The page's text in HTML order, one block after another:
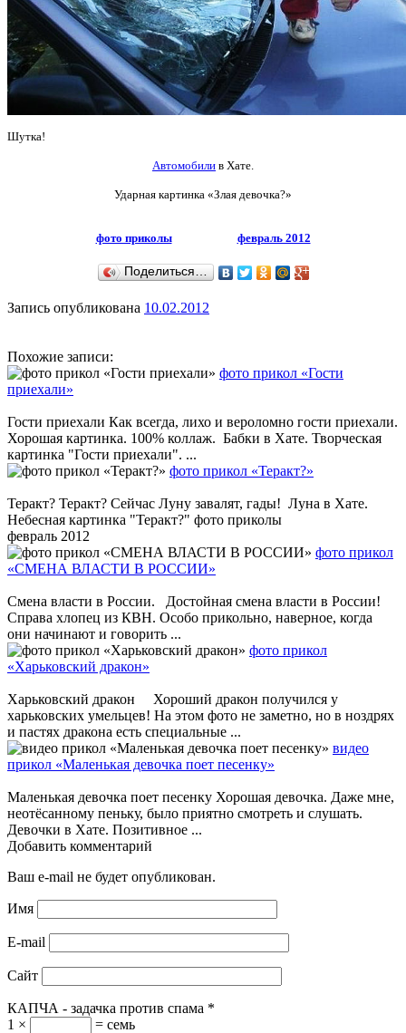
Шутка!
Автомобили в Хате.
Ударная картинка «Злая девочка?»
фото приколы февраль 2012
Поделиться…
Запись опубликована 10.02.2012
Похожие записи:
фото прикол «Гости
приехали»
Гости приехали Как всегда, лихо и вероломно гости приехали.
Хорошая картинка. 100% коллаж. Бабки в Хате. Творческая
картинка "Гости приехали". ...
фото прикол «Теракт?»
Теракт? Теракт? Сейчас Луну завалят, гады! Луна в Хате.
Небесная картинка "Теракт?" фото приколы
февраль 2012
фото прикол
«СМЕНА ВЛАСТИ В РОССИИ»
Смена власти в России. Достойная смена власти в России!
Справа хлопец из КВН. Особо прикольно, наверное, когда
они начинают и говорить ...
фото прикол
«Харьковский дракон»
Харьковский дракон Хороший дракон получился у
харьковских умельцев! На этом фото не заметно, но в ноздрях
и пастях дракона есть специальные ...
видео
прикол «Маленькая девочка поет песенку»
Маленькая девочка поет песенку Хорошая девочка. Даже мне,
неотёсанному пеньку, было приятно смотреть и слушать.
Девочки в Хате. Позитивное ...
Добавить комментарий
Ваш e-mail не будет опубликован.
Имя
E-mail
Сайт
КАПЧА - задачка против спама *
1 ×
= семь